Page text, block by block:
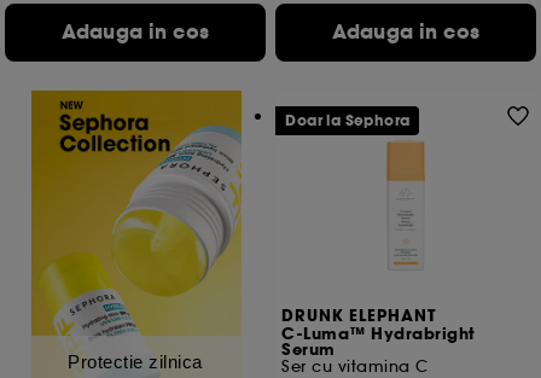
Adauga in cos Adauga in cos
Protectie zilnica
DRUNK ELEPHANT
C-Luma™ Hydrabright
Serum
Ser cu vitamina C
Doar la Sephora